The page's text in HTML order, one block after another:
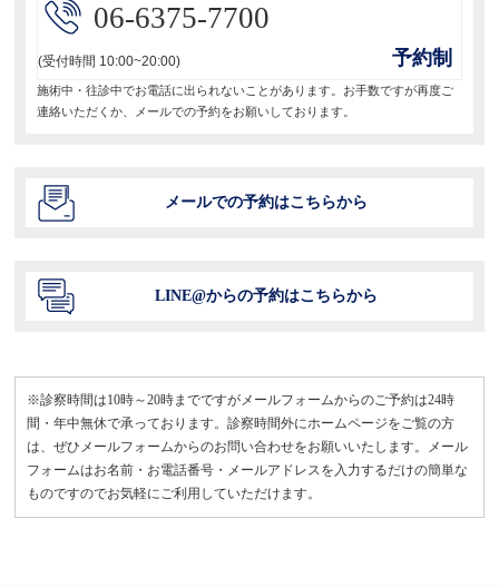
06-6375-7700
(受付時間 10:00~20:00) 予約制
施術中・往診中でお電話に出られないことがあります。お手数ですが再度ご
連絡いただくか、メールでの予約をお願いしております。
メールでの予約はこちらから
LINE@からの予約はこちらから
※診察時間は10時～20時までですがメールフォームからのご予約は24時
間・年中無休で承っております。診察時間外にホームページをご覧の方
は、ぜひメールフォームからのお問い合わせをお願いいたします。メール
フォームはお名前・お電話番号・メールアドレスを入力するだけの簡単な
ものですのでお気軽にご利用していただけます。